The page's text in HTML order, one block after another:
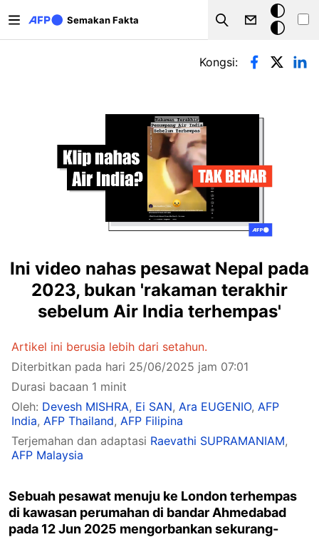
Semakan Fakta
Search
Mod
gelap
Tab-tab utama
Kongsi:
Ini video nahas pesawat Nepal pada
2023, bukan 'rakaman terakhir
sebelum Air India terhempas'
Artikel ini berusia lebih dari setahun.
Diterbitkan pada hari 25/06/2025 jam 07:01
Durasi bacaan 1 minit
Oleh: Devesh MISHRA, Ei SAN, Ara EUGENIO, AFP
India, AFP Thailand, AFP Filipina
Terjemahan dan adaptasi Raevathi SUPRAMANIAM,
AFP Malaysia
Sebuah pesawat menuju ke London terhempas
di kawasan perumahan di bandar Ahmedabad
pada 12 Jun 2025 mengorbankan sekurang-